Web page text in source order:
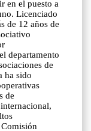
en el puesto a
Licenciado
de 12 años de
departamento
de
ha sido
de